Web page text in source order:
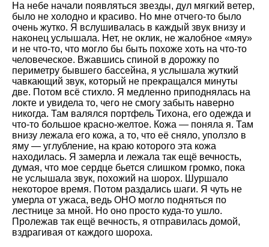
На небе начали появляться звезды, дул мягкий ветер,
было не холодно и красиво. Но мне отчего-то было
очень жутко. Я вслушивалась в каждый звук внизу и
наконец услышала. Нет, не оклик, не жалобное «мяу»
и не что-то, что могло бы быть похоже хоть на что-то
человеческое. Вжавшись спиной в дорожку по
периметру бывшего бассейна, я услышала жуткий
чавкающий звук, который не прекращался минуты
две. Потом всё стихло. Я медленно приподнялась на
локте и увидела то, чего не смогу забыть наверно
никогда. Там валялся портфель Тихона, его одежда и
что-то большое красно-желтое. Кожа — поняла я. Там
внизу лежала его кожа, а то, что её сняло, уползло в
яму — углубление, на краю которого эта кожа
находилась. Я замерла и лежала так ещё вечность,
думая, что мое сердце бьется слишком громко, пока
не услышала звук, похожий на шорох. Шуршало
некоторое время. Потом раздались шаги. Я чуть не
умерла от ужаса, ведь ОНО могло подняться по
лестнице за мной. Но оно просто куда-то ушло.
Пролежав так ещё вечность, я отправилась домой,
вздрагивая от каждого шороха.